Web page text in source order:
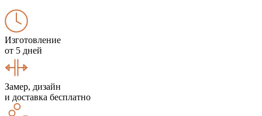
Изготовление
от 5 дней
Замер, дизайн
и доставка бесплатно